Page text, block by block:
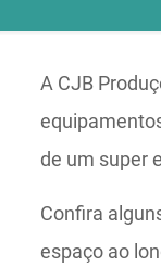
A CJB
de um super
Confira
espaço ao